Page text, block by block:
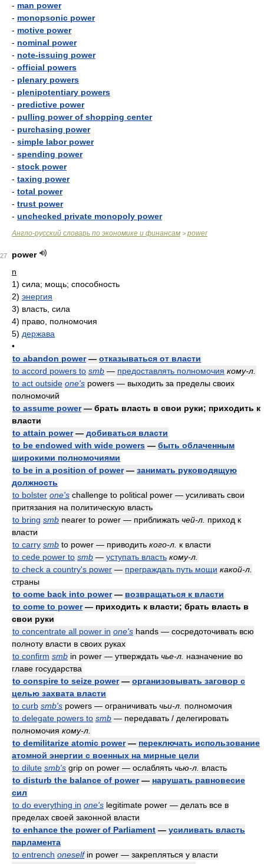
- man power
- monopsonic power
- motive power
- nominal power
- note-issuing power
- official powers
- plenary powers
- plenipotentiary powers
- predictive power
- pulling power of shopping center
- purchasing power
- simple labor power
- spending power
- stock power
- taxing power
- total power
- trust power
- unchecked private monopoly power
Англо-русский словарь по экономике и финансам > power
27
power
n
1) сила; мощь; способность
2) энергия
3) власть, сила
4) право, полномочия
5) держава
•
to abandon power— отказываться от власти
to accord powers to smb — предоставлять полномочия кому-л.
to act outside one's powers — выходить за пределы своих
полномочий
to assume power— брать власть в свои руки; приходить к
власти
to attain power— добиваться власти
to be endowed with wide powers — быть облаченным
широкими полномочиями
to be in a position of power— занимать руководящую
должность
to bolster one's challenge to political power — усиливать свои
притязания на политическую власть
to bring smb nearer to power — приближать чей-л. приход к
власти
to carry smb to power — приводить кого-л. к власти
to cede power to smb — уступать власть кому-л.
to check a country's power — преграждать путь мощи какой-л.
страны
to come back into power— возвращаться к власти
to come to power— приходить к власти; брать власть в
свои руки
to concentrate all power in one's hands — сосредоточивать всю
полноту власти в своих руках
to confirm smb in power — утверждать чье-л. назначение во
главе государства
to conspire to seize power— организовывать заговор с
целью захвата власти
to curb smb's powers — ограничивать чьи-л. полномочия
to delegate powers to smb — передавать / делегировать
полномочия кому-л.
to demilitarize atomic power— переключать использование
атомной энергии с военных на мирные цели
to dilute smb's grip on power — ослаблять чью-л. власть
to disturb the balance of power— нарушать равновесие
сил
to do everything in one's legitimate power — делать все в
пределах своей законной власти
to enhance the power of Parliament — усиливать власть
парламента
to entrench oneselfin power — закрепляться у власти